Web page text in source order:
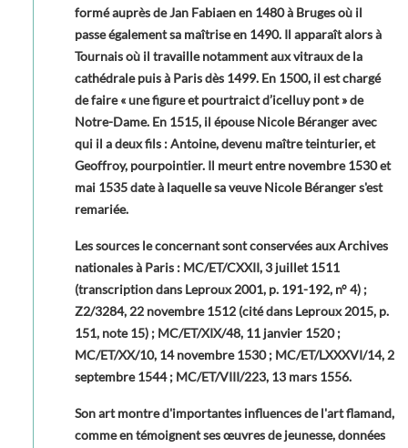
formé auprès de Jan Fabiaen en 1480 à Bruges où il
passe également sa maîtrise en 1490. Il apparaît alors à
Tournais où il travaille notamment aux vitraux de la
cathédrale puis à Paris dès 1499. En 1500, il est chargé
de faire « une figure et pourtraict d’icelluy pont » de
Notre-Dame. En 1515, il épouse Nicole Béranger avec
qui il a deux fils : Antoine, devenu maître teinturier, et
Geoffroy, pourpointier. Il meurt entre novembre 1530 et
mai 1535 date à laquelle sa veuve Nicole Béranger s'est
remariée.
Les sources le concernant sont conservées aux Archives
nationales à Paris : MC/ET/CXXII, 3 juillet 1511
(transcription dans Leproux 2001, p. 191-192, n° 4) ;
Z2/3284, 22 novembre 1512 (cité dans Leproux 2015, p.
151, note 15) ; MC/ET/XIX/48, 11 janvier 1520 ;
MC/ET/XX/10, 14 novembre 1530 ; MC/ET/LXXXVI/14, 2
septembre 1544 ; MC/ET/VIII/223, 13 mars 1556.
Son art montre d'importantes influences de l'art flamand,
comme en témoignent ses œuvres de jeunesse, données